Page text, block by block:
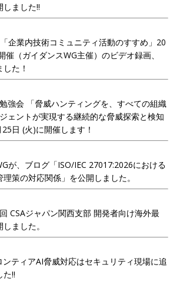
しました!!
企業内技術コミュニティ活動のすすめ」20
催（ガイダンスWG主催）のビデオ録画、
た！
強会 「脅威ハンティングを、すべての組織
ェントが実現する継続的な脅威探索と検知
日 (火)に開催します！
が、ブログ「ISO/IEC 27017:2026における
策の対応関係」を公開しました。
CSAジャパン関西支部 開発者向け海外最
ました。
ンティアAI脅威対応はセキュリティ現場に追
た!!